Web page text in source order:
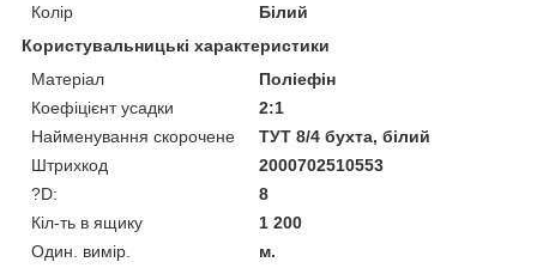
Колір
Білий
Користувальницькі характеристики
Матеріал
Поліефін
Коефіцієнт усадки
2:1
Найменування скорочене
ТУТ 8/4 бухта, білий
Штрихкод
2000702510553
?D:
8
Кіл-ть в ящику
1 200
Один. вимір.
м.